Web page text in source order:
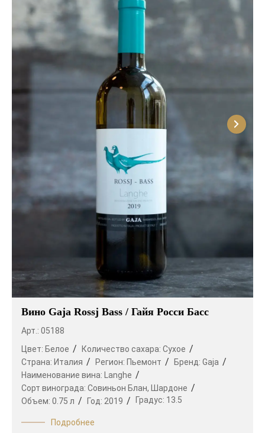
Вино Gaja Rossj Bass / Гайя Росси Басс
Арт.: 05188
Цвет: Белое Количество сахара: Сухое
Страна: Италия Регион: Пьемонт Бренд: Gaja
Наименование вина:
Langhe
Сорт винограда: Совиньон Блан,
Шардоне
Объем: 0.75 л Год: 2019 Градус: 13.5
Подробнее